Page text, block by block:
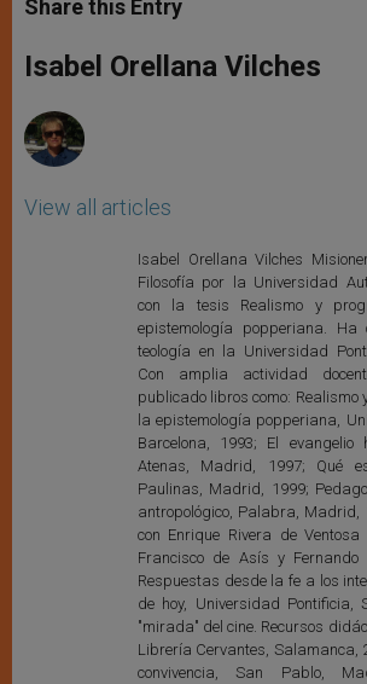
s
p
p
e
g
e
b
o
k
r
Share this Entry
Isabel Orellana Vilches
View all articles
Isabel Orellana Vilches
Filosofía por la Universidad
con la tesis Realismo y
epistemología popperiana.
teología en la Universidad
Con amplia actividad
publicado libros como: Realismo
la epistemología popperiana,
Barcelona, 1993; El evangelio
Atenas, Madrid, 1997; Qué
Paulinas, Madrid, 1999;
antropológico, Palabra, Madrid,
con Enrique Rivera de
Francisco de Asís y Fernando
Respuestas desde la fe a los
de hoy, Universidad Pontificia,
"mirada" del cine. Recursos
Librería Cervantes, Salamanca,
convivencia, San Pablo,